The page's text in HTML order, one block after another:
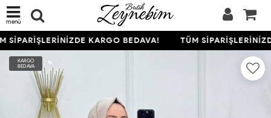
menü
SİPARİŞLERİNİZDE KARGO BEDAVA! TÜM
KARGO
BEDAVA